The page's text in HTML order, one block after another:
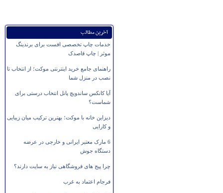
آخرین مطالب
خدمات چاپ تخصصی افست برای برندینگ
موثر | چاپ قاصدک
راهنمای جامع خرید اینترنتی موکت؛ از انتخاب تا
نصب در منزل شما
آیا کانکس ساندویچ پانل انتخاب درستی برای
شماست؟
دیزاین خانه با موکت؛ بهترین ترکیب میان زیبایی
و کارایی
6 مارک معتبر ایرانی و خارجی در عرضه
دستگاه جوش
چرا پیج های فروشگاهی نیاز به سایت دارند؟
فرجام اعتماد به غرب